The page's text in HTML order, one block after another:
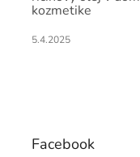
kozmetike
5.4.2025
Facebook